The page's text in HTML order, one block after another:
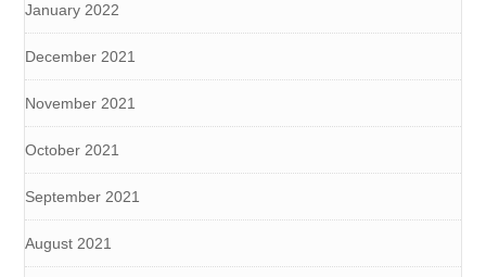
January 2022
December 2021
November 2021
October 2021
September 2021
August 2021